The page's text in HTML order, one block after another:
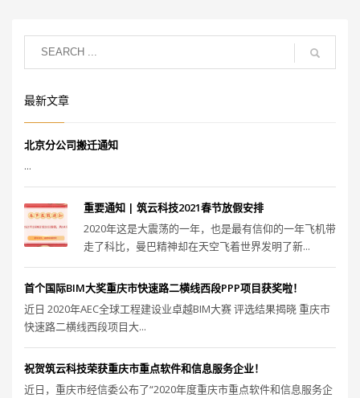
最新文章
北京分公司搬迁通知
...
重要通知 | 筑云科技2021春节放假安排
2020年这是大震荡的一年，也是最有信仰的一年飞机带
走了科比，曼巴精神却在天空飞着世界发明了新...
首个国际BIM大奖重庆市快速路二横线西段PPP项目获奖啦！
近日 2020年AEC全球工程建设业卓越BIM大赛 评选结果揭晓 重庆市
快速路二横线西段项目大...
祝贺筑云科技荣获重庆市重点软件和信息服务企业！
近日，重庆市经信委公布了“2020年度重庆市重点软件和信息服务企